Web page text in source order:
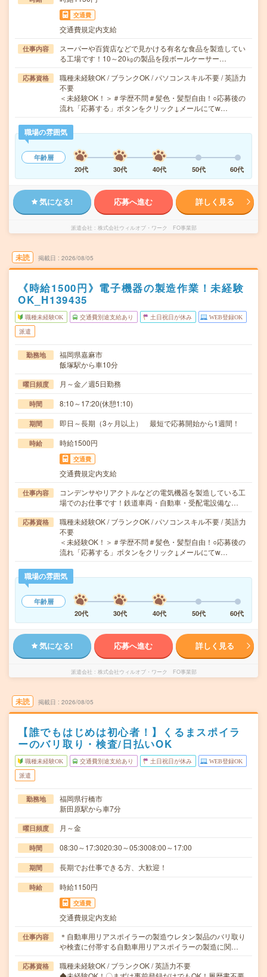
交通費
交通費規定内支給
仕事内容
スーパーや百貨店などで見かける有名な食品を製造してい
る工場です！10～20㎏の製品を段ボールケーサー…
応募資格
職種未経験OK / ブランクOK / パソコンスキル不要 / 英語力
不要
＜未経験OK！＞＃学歴不問＃髪色・髪型自由！○応募後の
流れ「応募する」ボタンをクリック↓メールにてw…
職場の雰囲気
年齢層
20代
30代 40代 50代 60代
気になる! 応募へ進む 詳しく見る
派遣会社 株式会社ウィルオブ・ワーク FO事業部
未読 掲載日 2026/08/05
《時給1500円》電子機器の製造作業！未経験
OK_H139435
職種未経験OK 交通費別途支給あり 土日祝日が休み WEB登録OK
派遣
勤務地
福岡県嘉麻市
飯塚駅から車10分
曜日頻度 月～金／週5日勤務
時間 8:10～17:20(休憩1:10)
期間 即日～長期（3ヶ月以上） 最短で応募開始から1週間！
時給 時給1500円
交通費
交通費規定内支給
仕事内容
コンデンサやリアクトルなどの電気機器を製造している工
場でのお仕事です！鉄道車両・自動車・受配電設備な…
応募資格
職種未経験OK / ブランクOK / パソコンスキル不要 / 英語力
不要
＜未経験OK！＞＃学歴不問＃髪色・髪型自由！○応募後の
流れ「応募する」ボタンをクリック↓メールにてw…
職場の雰囲気
年齢層
20代
30代 40代 50代 60代
気になる! 応募へ進む 詳しく見る
派遣会社 株式会社ウィルオブ・ワーク FO事業部
未読 掲載日 2026/08/05
【誰でもはじめは初心者！】くるまスポイラ
ーのバリ取り・検査/日払いOK
職種未経験OK 交通費別途支給あり 土日祝日が休み WEB登録OK
派遣
勤務地
福岡県行橋市
新田原駅から車7分
曜日頻度 月～金
時間 08:30～17:3020:30～05:3008:00～17:00
期間 長期でお仕事できる方、大歓迎！
時給 時給1150円
交通費
交通費規定内支給
仕事内容
＊自動車用リアスポイラーの製造ウレタン製品のバリ取り
や検査に付帯する自動車用リアスポイラーの製造に関…
応募資格
職種未経験OK / ブランクOK / 英語力不要